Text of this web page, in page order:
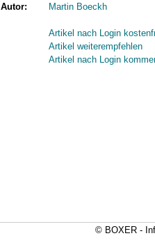
Autor:
Martin Boeckh
Artikel nach Login
Artikel weiterempfehlen
Artikel nach Login
© BOXER -